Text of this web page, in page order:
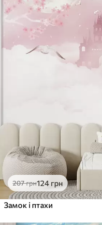
207грн124 грн
Замок і птахи